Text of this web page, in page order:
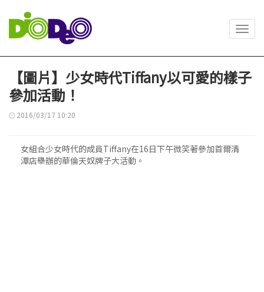
【圖片】少女時代Tiffany以可愛的樣子
參加活動！
2016/03/17 10:20
女組合少女時代的成員Tiffany在16日下午微笑著參加首爾清
潭店舉辦的華倫天奴牌子大活動。